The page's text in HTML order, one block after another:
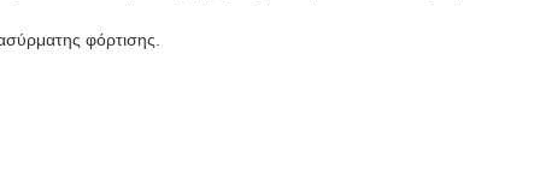
φόρτισης.